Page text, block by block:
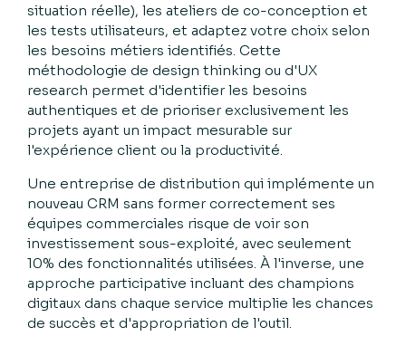
situation réelle), les ateliers de co-conception et
les tests utilisateurs, et adaptez votre choix selon
les besoins métiers identifiés. Cette
méthodologie de design thinking ou d'UX
research permet d'identifier les besoins
authentiques et de prioriser exclusivement les
projets ayant un impact mesurable sur
l'expérience client ou la productivité.
Une entreprise de distribution qui implémente un
nouveau CRM sans former correctement ses
équipes commerciales risque de voir son
investissement sous-exploité, avec seulement
10% des fonctionnalités utilisées. À l'inverse, une
approche participative incluant des champions
digitaux dans chaque service multiplie les chances
de succès et d'appropriation de l'outil.